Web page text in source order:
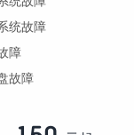
统故障
障
故障